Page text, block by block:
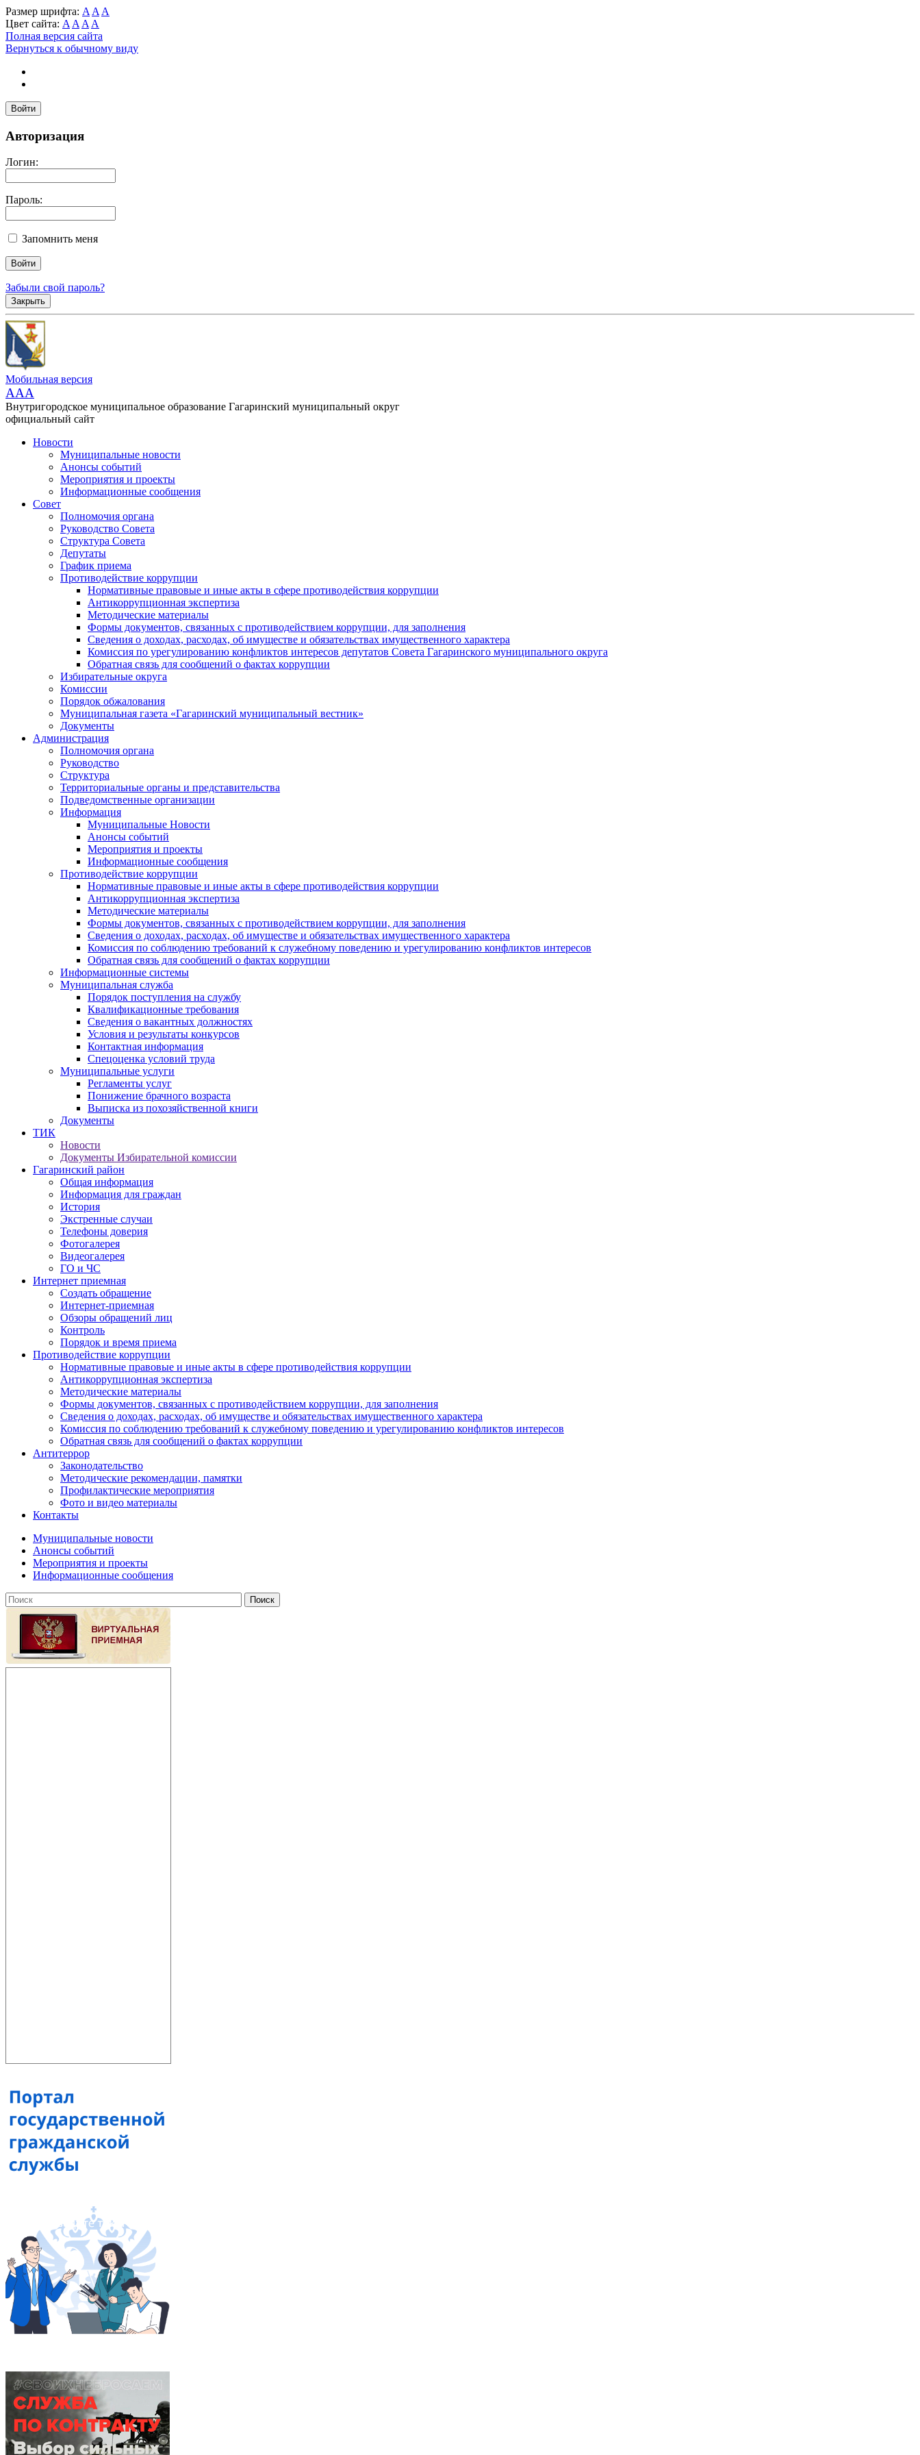
Размер шрифта: A A A
Цвет сайта: A A A A
Полная версия сайта
Вернуться к обычному виду
Войти
Авторизация
Логин:
Пароль:
Запомнить меня
Забыли свой пароль?
Закрыть
Мобильная версия
AAA
Внутригородское муниципальное образование Гагаринский муниципальный округ
официальный сайт
Новости
Муниципальные новости
Анонсы событий
Мероприятия и проекты
Информационные сообщения
Совет
Полномочия органа
Руководство Совета
Структура Совета
Депутаты
График приема
Противодействие коррупции
Нормативные правовые и иные акты в сфере противодействия коррупции
Антикоррупционная экспертиза
Методические материалы
Формы документов, связанных с противодействием коррупции, для заполнения
Сведения о доходах, расходах, об имуществе и обязательствах имущественного характера
Комиссия по урегулированию конфликтов интересов депутатов Совета Гагаринского муниципального округа
Обратная связь для сообщений о фактах коррупции
Избирательные округа
Комиссии
Порядок обжалования
Муниципальная газета «Гагаринский муниципальный вестник»
Документы
Администрация
Полномочия органа
Руководство
Структура
Территориальные органы и представительства
Подведомственные организации
Информация
Муниципальные Новости
Анонсы событий
Мероприятия и проекты
Информационные сообщения
Противодействие коррупции
Нормативные правовые и иные акты в сфере противодействия коррупции
Антикоррупционная экспертиза
Методические материалы
Формы документов, связанных с противодействием коррупции, для заполнения
Сведения о доходах, расходах, об имуществе и обязательствах имущественного характера
Комиссия по соблюдению требований к служебному поведению и урегулированию конфликтов интересов
Обратная связь для сообщений о фактах коррупции
Информационные системы
Муниципальная служба
Порядок поступления на службу
Квалификационные требования
Сведения о вакантных должностях
Условия и результаты конкурсов
Контактная информация
Спецоценка условий труда
Муниципальные услуги
Регламенты услуг
Понижение брачного возраста
Выписка из похозяйственной книги
Документы
ТИК
Новости
Документы Избирательной комиссии
Гагаринский район
Общая информация
Информация для граждан
История
Экстренные случаи
Телефоны доверия
Фотогалерея
Видеогалерея
ГО и ЧС
Интернет приемная
Создать обращение
Интернет-приемная
Обзоры обращений лиц
Контроль
Порядок и время приема
Противодействие коррупции
Нормативные правовые и иные акты в сфере противодействия коррупции
Антикоррупционная экспертиза
Методические материалы
Формы документов, связанных с противодействием коррупции, для заполнения
Сведения о доходах, расходах, об имуществе и обязательствах имущественного характера
Комиссия по соблюдению требований к служебному поведению и урегулированию конфликтов интересов
Обратная связь для сообщений о фактах коррупции
Антитеррор
Законодательство
Методические рекомендации, памятки
Профилактические мероприятия
Фото и видео материалы
Контакты
Муниципальные новости
Анонсы событий
Мероприятия и проекты
Информационные сообщения